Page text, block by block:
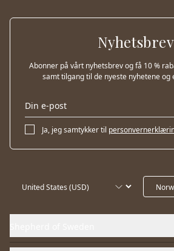
Nyhetsbrev
Abonner på vårt nyhetsbrev og få 10 %
samt tilgang til de nyeste nyhetene og
Ja, jeg samtykker til